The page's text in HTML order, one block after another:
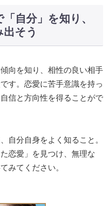
自分」を知り、
そう
向を知り、相性の良い相手
す。恋愛に苦手意識を持っ
信と方向性を得ることがで
自分自身をよく知ること。
恋愛」を見つけ、無理な
みてください。